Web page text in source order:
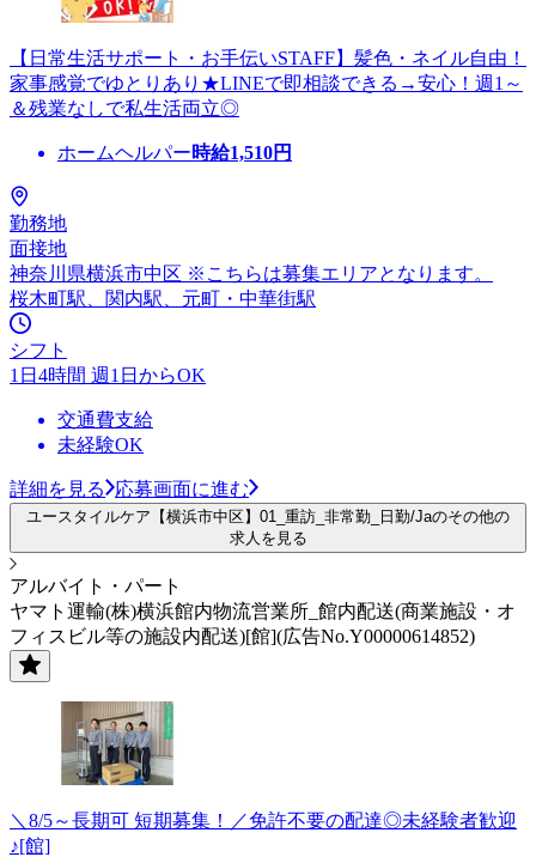
【日常生活サポート・お手伝いSTAFF】髪色・ネイル自由！
家事感覚でゆとりあり★LINEで即相談できる→安心！週1～
＆残業なしで私生活両立◎
ホームヘルパー時給1,510円
勤務地
面接地
神奈川県横浜市中区 ※こちらは募集エリアとなります。
桜木町駅、関内駅、元町・中華街駅
シフト
1日4時間 週1日からOK
交通費支給
未経験OK
詳細を見る 応募画面に進む
ユースタイルケア【横浜市中区】01_重訪_非常勤_日勤/Jaのその他の
求人を見る
アルバイト・パート
ヤマト運輸(株)横浜館内物流営業所_館内配送(商業施設・オ
フィスビル等の施設内配送)[館](広告No.Y00000614852)
＼8/5～長期可 短期募集！／免許不要の配達◎未経験者歓迎
♪[館]